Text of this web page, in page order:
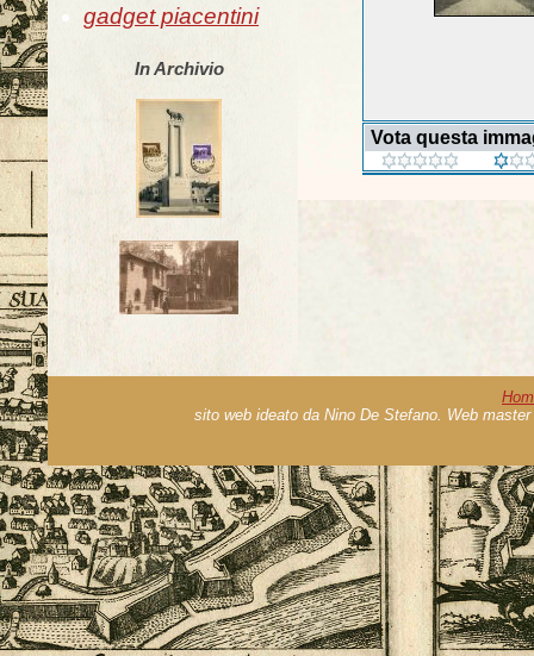
gadget piacentini
In Archivio
Vota questa
sito web ideato da Nino De Stefano. Web